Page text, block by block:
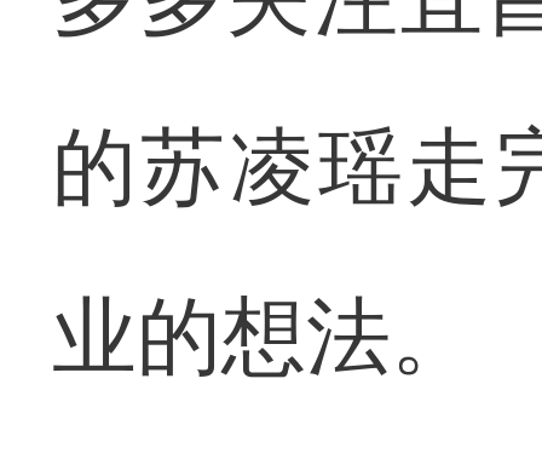
的苏凌瑶走
业的想法。